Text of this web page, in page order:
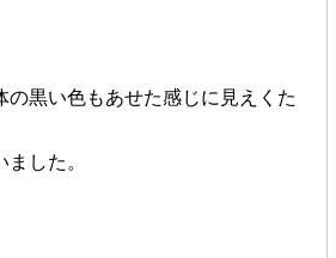
の黒い色もあせた感じに見えくた
した。